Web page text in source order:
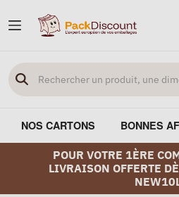
NOS CARTONS BONNES
POUR VOTRE 1ÈRE
LIVRAISON OFFERTE